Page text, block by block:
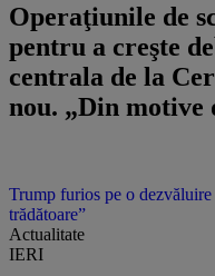
Operaţiunile de
pentru a creşte
centrala de la
nou. „Din motive
Trump furios pe o
trădătoare”
Actualitate
IERI